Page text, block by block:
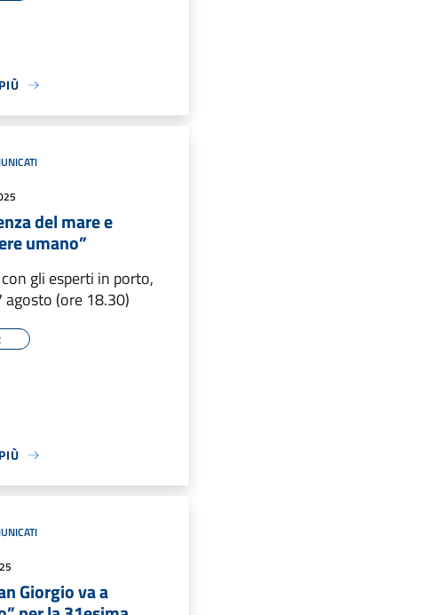
del mare e
umano”
gli esperti in porto,
agosto (ore 18.30)
Giorgio va a